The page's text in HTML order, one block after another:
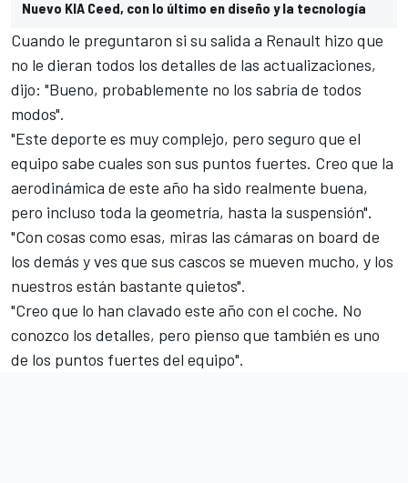
Nuevo KIA Ceed, con lo último en diseño y la tecnología
Cuando le preguntaron si su salida a Renault hizo que
no le dieran todos los detalles de las actualizaciones,
dijo: "Bueno, probablemente no los sabría de todos
modos".
"Este deporte es muy complejo, pero seguro que el
equipo sabe cuales son sus puntos fuertes. Creo que la
aerodinámica de este año ha sido realmente buena,
pero incluso toda la geometría, hasta la suspensión".
"Con cosas como esas, miras las cámaras on board de
los demás y ves que sus cascos se mueven mucho, y los
nuestros están bastante quietos".
"Creo que lo han clavado este año con el coche. No
conozco los detalles, pero pienso que también es uno
de los puntos fuertes del equipo".